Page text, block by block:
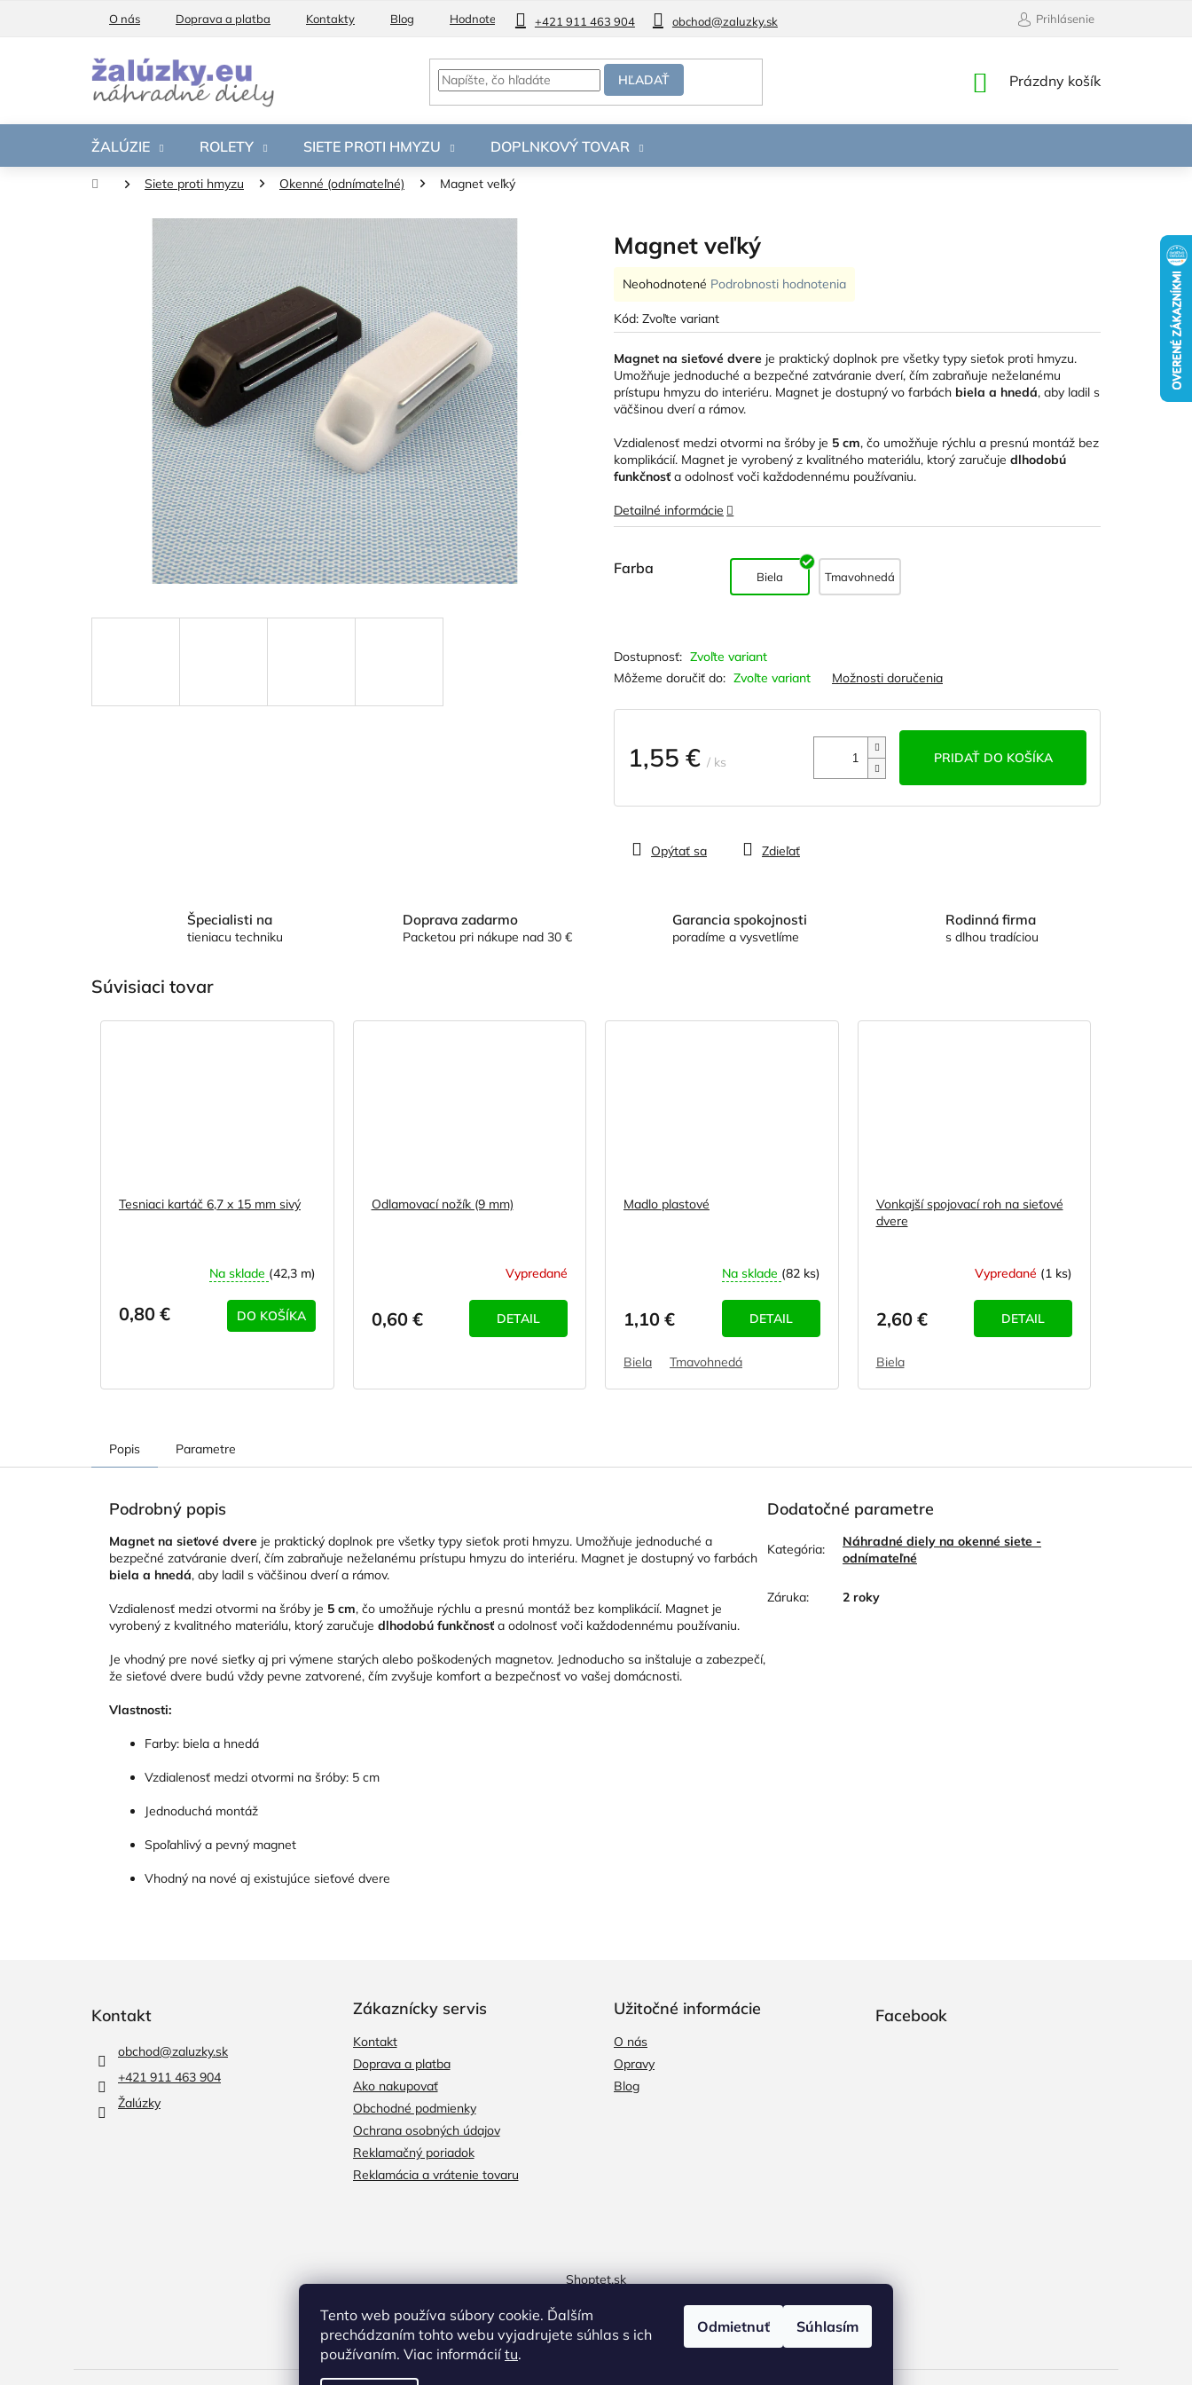
Tento web používa súbory cookie. Ďalším
prechádzaním tohto webu vyjadrujete súhlas s ich
používaním. Viac informáciítu.
Odmietnuť Súhlasím
+421 911 463 904 obchod@zaluzky.sk
O nás Doprava a platba Kontakty Blog Hodnotenie obchodu Prihlásenie
HĽADAŤ
NÁKUPNÝ
Prázdny košík
ŽALÚZIE ROLETY SIETE PROTI HMYZU DOPLNKOVÝ TOVAR
DomovSiete proti hmyzu Okenné (odnímateľné) Magnet veľký
Magnet veľký
Kód: Zvoľte variant
Farba Biela Tmavohnedá
Zvoľte variant
Môžeme doručiť do: Zvoľte variant Možnosti doručenia
1,55 € / ks
cena:
PRIDAŤ DO KOŠÍKA
Magnet na sieťové dvere je praktický doplnok pre všetky typy sieťok proti hmyzu.
Umožňuje jednoduché a bezpečné zatváranie dverí, čím zabraňuje neželanému
prístupu hmyzu do interiéru. Magnet je dostupný vo farbách biela a hnedá, aby ladil s
väčšinou dverí a rámov.
Vzdialenosť medzi otvormi na šróby je 5 cm, čo umožňuje rýchlu a presnú montáž bez
komplikácií. Magnet je vyrobený z kvalitného materiálu, ktorý zaručuje dlhodobú
funkčnosť a odolnosť voči každodennému používaniu.
Detailné informácie
Opýtať sa Zdieľať
Priemerné
produktu
je
0,0
z
5
hviezdičiek.
Neohodnotené Podrobnosti hodnotenia
Špecialisti na
tieniacu techniku
Doprava zadarmo
Packetou pri nákupe nad 30 €
Garancia spokojnosti
poradíme a vysvetlíme
Rodinná firma
s dlhou tradíciou
Súvisiaci tovar
Tesniaci kartáč 6,7 x 15 mm sivý
Na sklade (42,3 m)
0,80 € DO KOŠÍKA
Odlamovací nožík (9 mm)
Vypredané
0,60 € DETAIL
Madlo plastové
Na sklade (82 ks)
1,10 € DETAIL
Biela Tmavohnedá
Vonkajší spojovací roh na sieťové
dvere
Vypredané (1 ks)
2,60 € DETAIL
Biela
Popis Parametre
Podrobný popis
Magnet na sieťové dvere je praktický doplnok pre všetky typy sieťok proti hmyzu. Umožňuje jednoduché a
bezpečné zatváranie dverí, čím zabraňuje neželanému prístupu hmyzu do interiéru. Magnet je dostupný vo farbách
biela a hnedá, aby ladil s väčšinou dverí a rámov.
Vzdialenosť medzi otvormi na šróby je 5 cm, čo umožňuje rýchlu a presnú montáž bez komplikácií. Magnet je
vyrobený z kvalitného materiálu, ktorý zaručuje dlhodobú funkčnosť a odolnosť voči každodennému používaniu.
Je vhodný pre nové sieťky aj pri výmene starých alebo poškodených magnetov. Jednoducho sa inštaluje a zabezpečí,
že sieťové dvere budú vždy pevne zatvorené, čím zvyšuje komfort a bezpečnosť vo vašej domácnosti.
Vlastnosti:
Farby: biela a hnedá
Vzdialenosť medzi otvormi na šróby: 5 cm
Jednoduchá montáž
Spoľahlivý a pevný magnet
Vhodný na nové aj existujúce sieťové dvere
Dodatočné parametre
Kategória:
Náhradné diely na okenné siete -
odnímateľné
Záruka: 2 roky
Kontakt
obchod@zaluzky.sk
+421 911 463 904
Žalúzky
Zákaznícky servis
Kontakt
Doprava a platba
Ako nakupovať
Obchodné podmienky
Ochrana osobných údajov
Reklamačný poriadok
Reklamácia a vrátenie tovaru
Užitočné informácie
O nás
Opravy
Blog
Facebook
Shoptet.sk